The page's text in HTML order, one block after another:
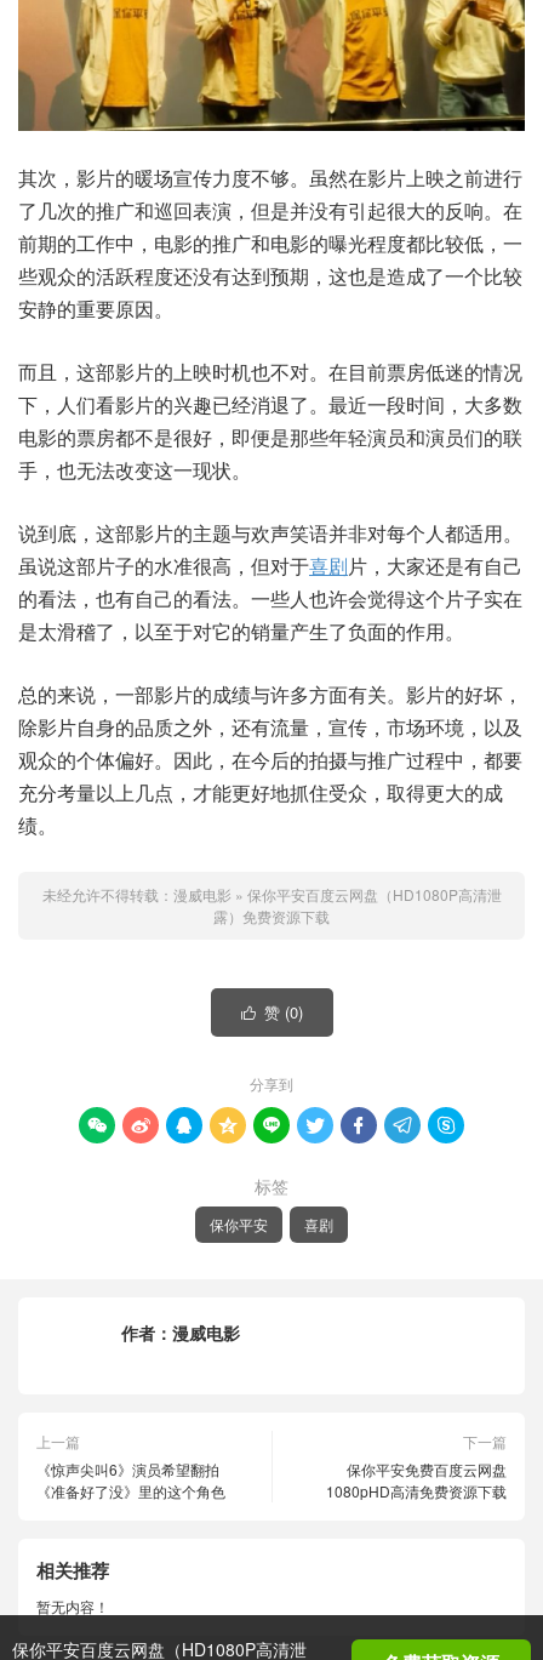
保你平安百度云网盘（HD1080P高清泄
其次，影片的暖场宣传力度不够。虽然在影片上映之前进行
了几次的推广和巡回表演，但是并没有引起很大的反响。在
前期的工作中，电影的推广和电影的曝光程度都比较低，一
些观众的活跃程度还没有达到预期，这也是造成了一个比较
安静的重要原因。
而且，这部影片的上映时机也不对。在目前票房低迷的情况
下，人们看影片的兴趣已经消退了。最近一段时间，大多数
电影的票房都不是很好，即便是那些年轻演员和演员们的联
手，也无法改变这一现状。
说到底，这部影片的主题与欢声笑语并非对每个人都适用。
虽说这部片子的水准很高，但对于喜剧片，大家还是有自己
的看法，也有自己的看法。一些人也许会觉得这个片子实在
是太滑稽了，以至于对它的销量产生了负面的作用。
总的来说，一部影片的成绩与许多方面有关。影片的好坏，
除影片自身的品质之外，还有流量，宣传，市场环境，以及
观众的个体偏好。因此，在今后的拍摄与推广过程中，都要
充分考量以上几点，才能更好地抓住受众，取得更大的成
绩。
未经允许不得转载： 漫威电影 » 保你平安百度云网盘（HD1080P高清泄
露）免费资源下载
 赞 (0)
分享到
        
标签
保你平安 喜剧
作者： 漫威电影
上一篇
《惊声尖叫6》演员希望翻拍
《准备好了没》里的这个角色
下一篇
保你平安免费百度云网盘
1080pHD高清免费资源下载
相关推荐
暂无内容！